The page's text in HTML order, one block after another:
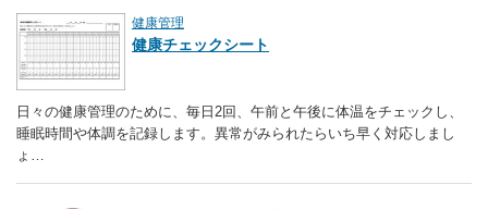
健康管理
健康チェックシート
日々の健康管理のために、毎日2回、午前と午後に体温をチェックし、
睡眠時間や体調を記録します。異常がみられたらいち早く対応しまし
ょ…